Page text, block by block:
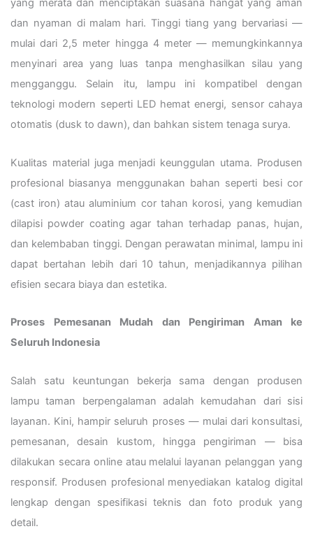
yang merata dan menciptakan suasana hangat yang aman
dan nyaman di malam hari. Tinggi tiang yang bervariasi —
mulai dari 2,5 meter hingga 4 meter — memungkinkannya
menyinari area yang luas tanpa menghasilkan silau yang
mengganggu. Selain itu, lampu ini kompatibel dengan
teknologi modern seperti LED hemat energi, sensor cahaya
otomatis (dusk to dawn), dan bahkan sistem tenaga surya.
Kualitas material juga menjadi keunggulan utama. Produsen
profesional biasanya menggunakan bahan seperti besi cor
(cast iron) atau aluminium cor tahan korosi, yang kemudian
dilapisi powder coating agar tahan terhadap panas, hujan,
dan kelembaban tinggi. Dengan perawatan minimal, lampu ini
dapat bertahan lebih dari 10 tahun, menjadikannya pilihan
efisien secara biaya dan estetika.
Proses Pemesanan Mudah dan Pengiriman Aman ke
Seluruh Indonesia
Salah satu keuntungan bekerja sama dengan produsen
lampu taman berpengalaman adalah kemudahan dari sisi
layanan. Kini, hampir seluruh proses — mulai dari konsultasi,
pemesanan, desain kustom, hingga pengiriman — bisa
dilakukan secara online atau melalui layanan pelanggan yang
responsif. Produsen profesional menyediakan katalog digital
lengkap dengan spesifikasi teknis dan foto produk yang
detail.